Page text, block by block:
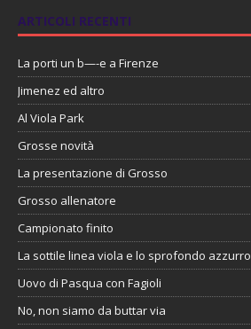
ARTICOLI RECENTI
La porti un b—-e a Firenze
Jimenez ed altro
Al Viola Park
Grosse novità
La presentazione di Grosso
Grosso allenatore
Campionato finito
La sottile linea viola e lo sprofondo azzurro
Uovo di Pasqua con Fagioli
No, non siamo da buttar via